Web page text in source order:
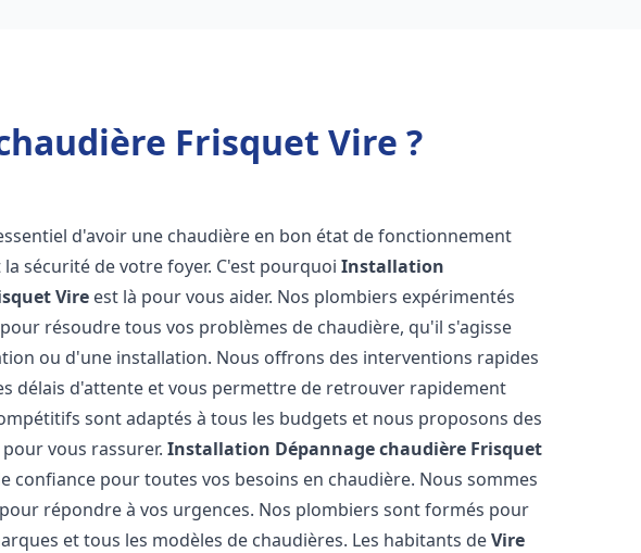
Frisquet Vire ?
d'avoir une chaudière en bon état de fonctionnement
sécurité de votre foyer. C'est pourquoiInstallation
Vire est là pour vous aider. Nos plombiers expérimentés
résoudre tous vos problèmes de chaudière, qu'il s'agisse
ou d'une installation. Nous offrons des interventions rapides
délais d'attente et vous permettre de retrouver rapidement
sont adaptés à tous les budgets et nous proposons des
vous rassurer.Installation Dépannage chaudière Frisquet
confiance pour toutes vos besoins en chaudière. Nous sommes
répondre à vos urgences. Nos plombiers sont formés pour
et tous les modèles de chaudières. Les habitants deVire